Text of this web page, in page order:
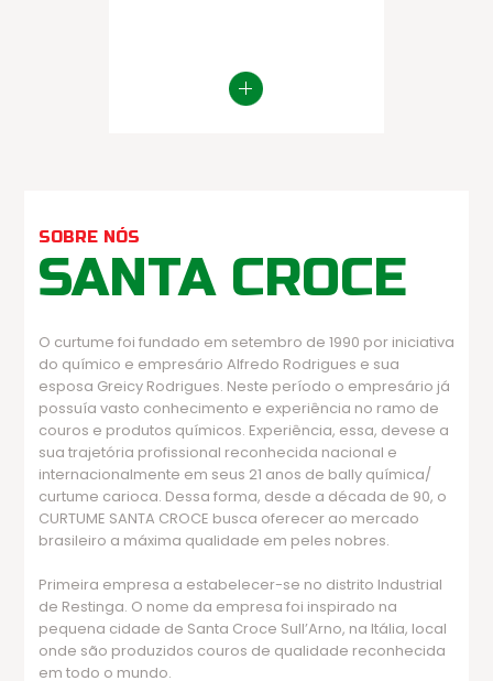
SOBRE NÓS
SANTA CROCE
O curtume foi fundado em setembro de 1990 por iniciativa
do químico e empresário Alfredo Rodrigues e sua
esposa Greicy Rodrigues. Neste período o empresário já
possuía vasto conhecimento e experiência no ramo de
couros e produtos químicos. Experiência, essa, devese a
sua trajetória profissional reconhecida nacional e
internacionalmente em seus 21 anos de bally química/
curtume carioca. Dessa forma, desde a década de 90, o
CURTUME SANTA CROCE busca oferecer ao mercado
brasileiro a máxima qualidade em peles nobres.
Primeira empresa a estabelecer-se no distrito Industrial
de Restinga. O nome da empresa foi inspirado na
pequena cidade de Santa Croce Sull’Arno, na Itália, local
onde são produzidos couros de qualidade reconhecida
em todo o mundo.